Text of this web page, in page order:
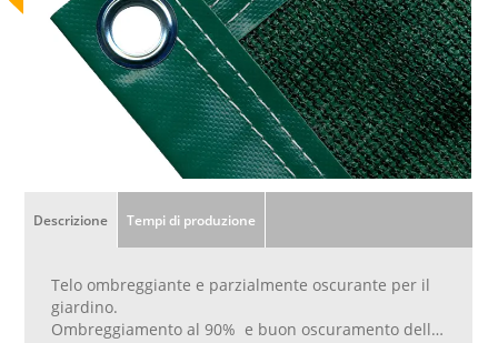
Descrizione Tempi di produzione
Telo ombreggiante e parzialmente oscurante per il
giardino.
Ombreggiamento al 90% e buon oscuramento della